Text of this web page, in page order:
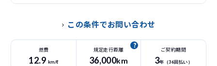
この条件でお問い合わせ
燃費
12.9 km/ℓ
規定走行距離
36,000km
ご契約期間
3年（36回払い）